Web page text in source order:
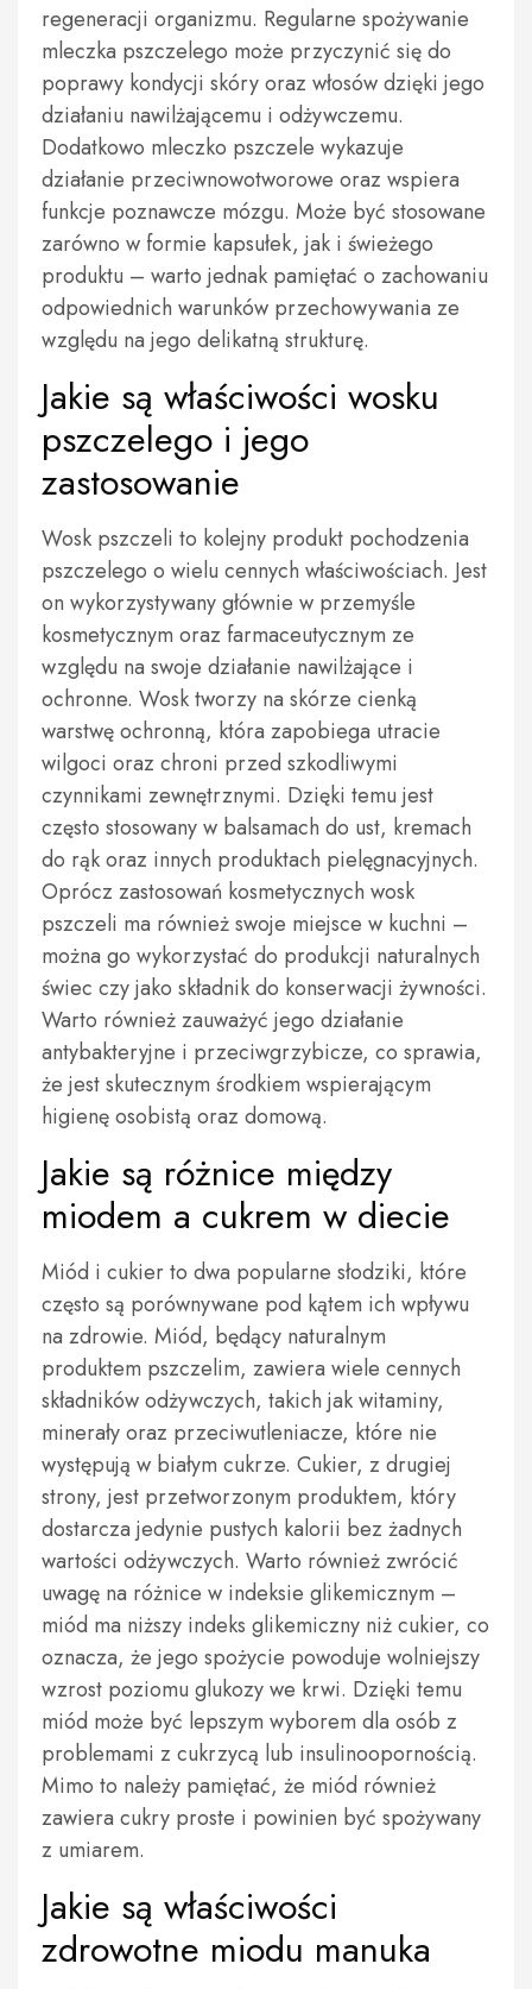
regeneracji organizmu. Regularne spożywanie
mleczka pszczelego może przyczynić się do
poprawy kondycji skóry oraz włosów dzięki jego
działaniu nawilżającemu i odżywczemu.
Dodatkowo mleczko pszczele wykazuje
działanie przeciwnowotworowe oraz wspiera
funkcje poznawcze mózgu. Może być stosowane
zarówno w formie kapsułek, jak i świeżego
produktu – warto jednak pamiętać o zachowaniu
odpowiednich warunków przechowywania ze
względu na jego delikatną strukturę.
Jakie są właściwości wosku
pszczelego i jego
zastosowanie
Wosk pszczeli to kolejny produkt pochodzenia
pszczelego o wielu cennych właściwościach. Jest
on wykorzystywany głównie w przemyśle
kosmetycznym oraz farmaceutycznym ze
względu na swoje działanie nawilżające i
ochronne. Wosk tworzy na skórze cienką
warstwę ochronną, która zapobiega utracie
wilgoci oraz chroni przed szkodliwymi
czynnikami zewnętrznymi. Dzięki temu jest
często stosowany w balsamach do ust, kremach
do rąk oraz innych produktach pielęgnacyjnych.
Oprócz zastosowań kosmetycznych wosk
pszczeli ma również swoje miejsce w kuchni –
można go wykorzystać do produkcji naturalnych
świec czy jako składnik do konserwacji żywności.
Warto również zauważyć jego działanie
antybakteryjne i przeciwgrzybicze, co sprawia,
że jest skutecznym środkiem wspierającym
higienę osobistą oraz domową.
Jakie są różnice między
miodem a cukrem w diecie
Miód i cukier to dwa popularne słodziki, które
często są porównywane pod kątem ich wpływu
na zdrowie. Miód, będący naturalnym
produktem pszczelim, zawiera wiele cennych
składników odżywczych, takich jak witaminy,
minerały oraz przeciwutleniacze, które nie
występują w białym cukrze. Cukier, z drugiej
strony, jest przetworzonym produktem, który
dostarcza jedynie pustych kalorii bez żadnych
wartości odżywczych. Warto również zwrócić
uwagę na różnice w indeksie glikemicznym –
miód ma niższy indeks glikemiczny niż cukier, co
oznacza, że jego spożycie powoduje wolniejszy
wzrost poziomu glukozy we krwi. Dzięki temu
miód może być lepszym wyborem dla osób z
problemami z cukrzycą lub insulinoopornością.
Mimo to należy pamiętać, że miód również
zawiera cukry proste i powinien być spożywany
z umiarem.
Jakie są właściwości
zdrowotne miodu manuka